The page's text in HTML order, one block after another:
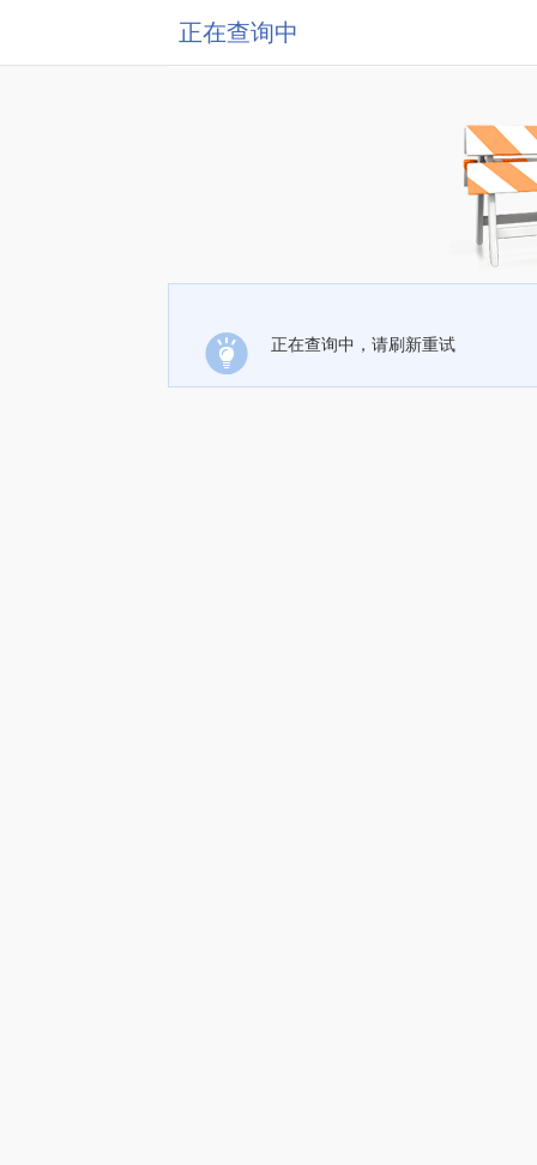
正在查询中
正在查询中，请刷新重试